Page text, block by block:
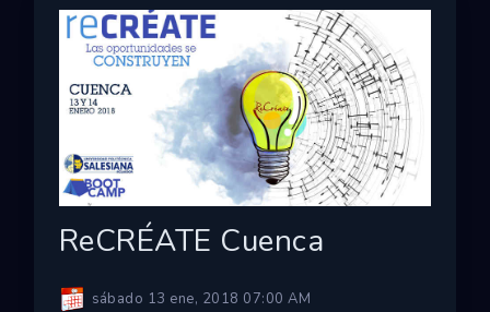
ReCRÉATE Cuenca
sábado 13 ene, 2018 07:00 AM